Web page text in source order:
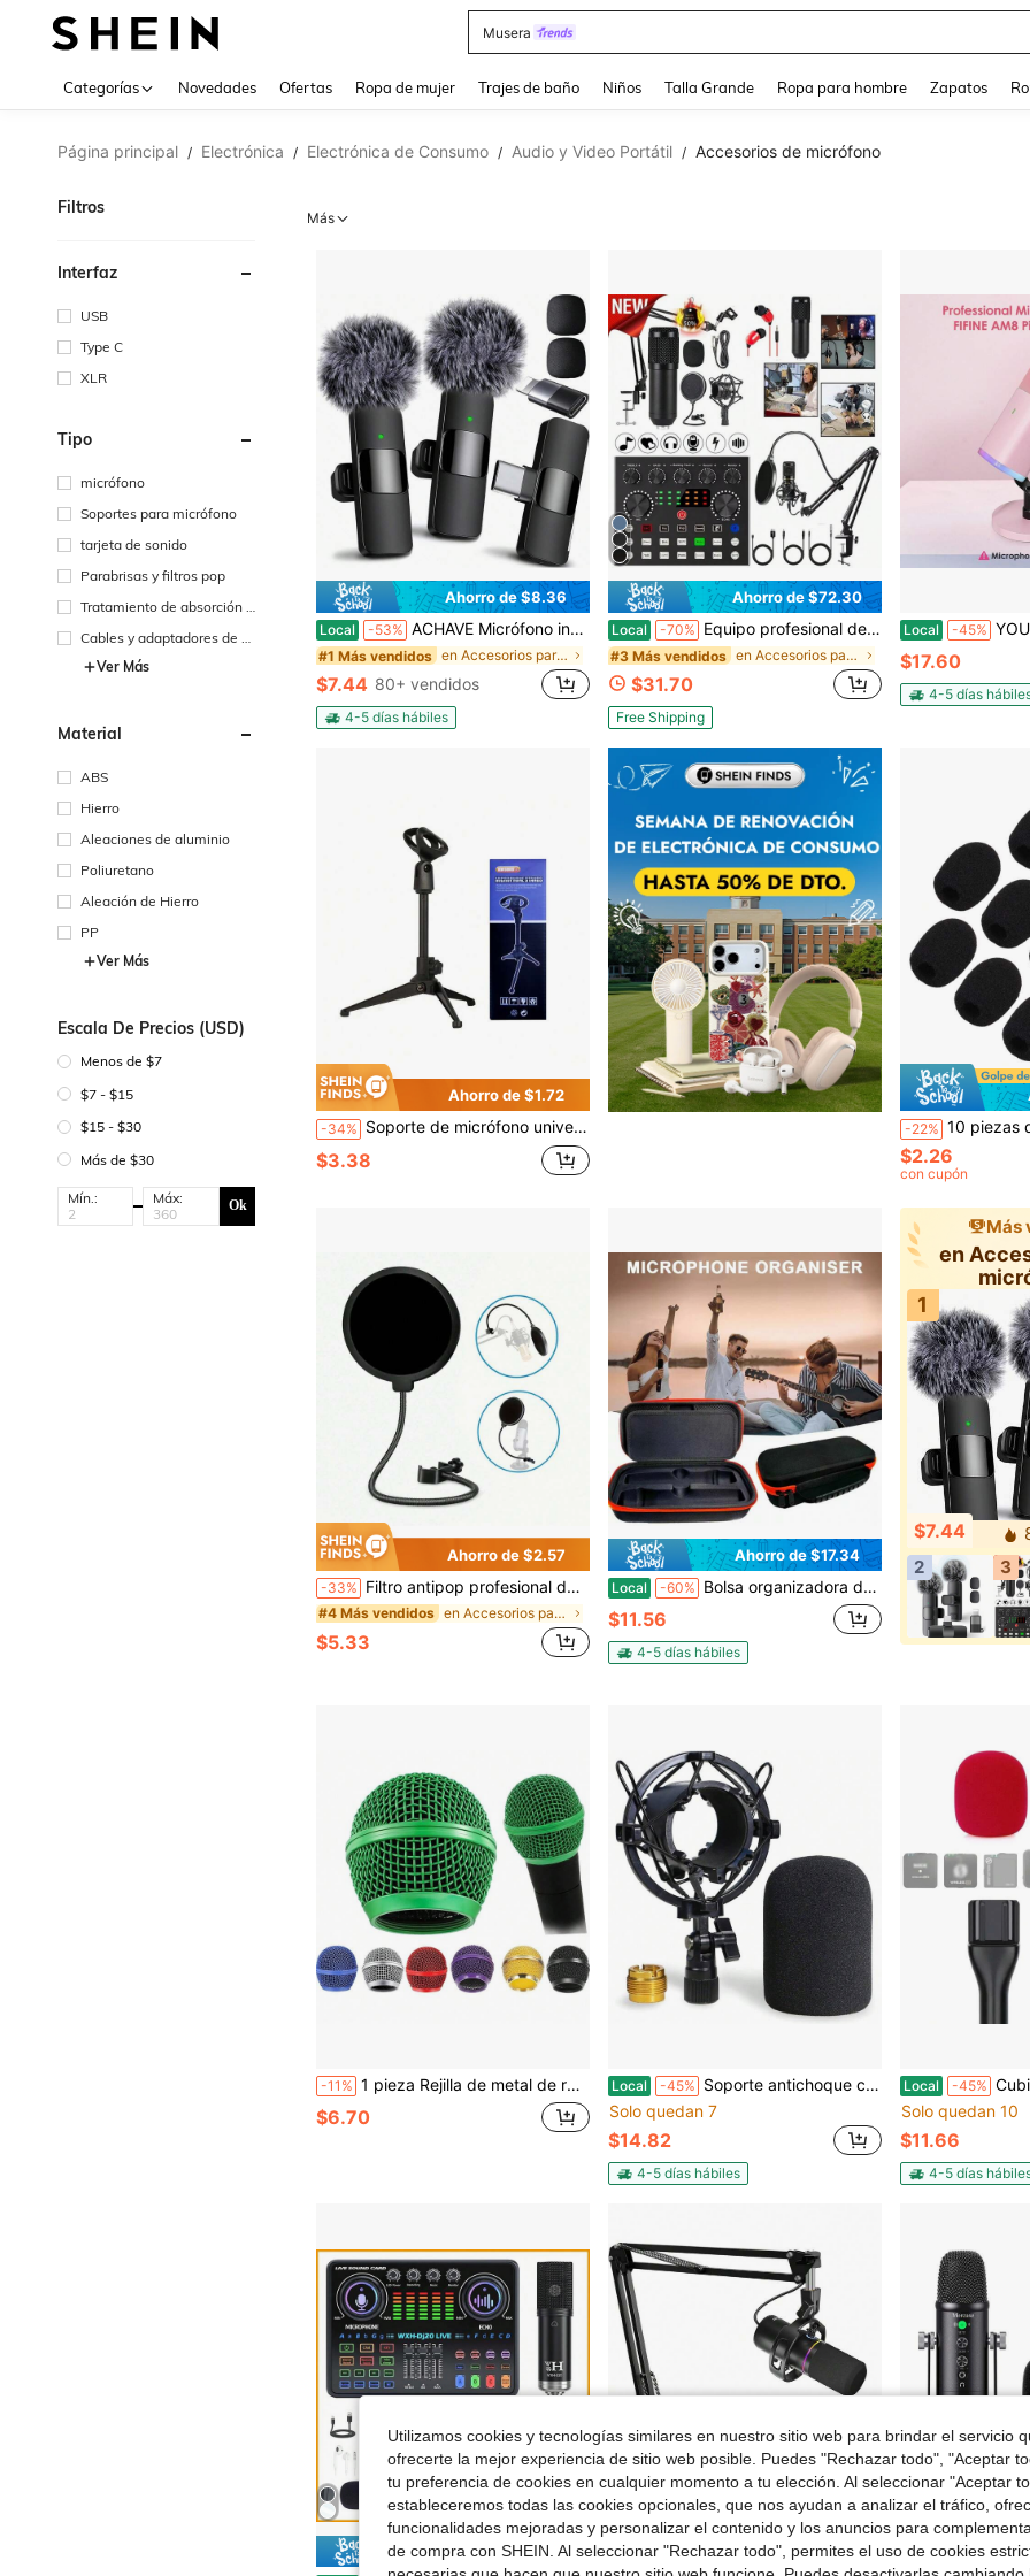
Musera
Categorías Novedades Ofertas Ropa de mujer Trajes de baño Niños Talla Grande Ropa para hombre Zapatos
Página principal / Electrónica / Electrónica de Consumo / Audio y Video Portátil / Accesorios de micrófono
Filtros
Interfaz
USB
Type C
XLR
Tipo
micrófono
Soportes para micrófono
tarjeta de sonido
Parabrisas y filtros pop
Tratamiento de absorción a
Cables y adaptadores de m
icrófono
Ver Más
Material
ABS
Hierro
Aleaciones de aluminio
Poliuretano
Aleación de Hierro
PP
Ver Más
Escala De Precios (USD)
Menos de $7
$7 - $15
$15 - $30
Más de $30
Mín.: Máx: Ok
Más
Ahorro de $8.36
Local -53% ACHAVE Micrófono inalámbrico compatible con iPhone y Android, con reducción de ruido y sonido claro. Micrófono de solapa para podcast, grabación de video, transmisión en vivo, vlog
#1 Más vendidos en Accesorios para micrófonos
$7.44 80+ vendidos
4-5 días hábiles
Ahorro de $72.30
Local -70% Equipo profesional de podcast de alta gama, paquete con micrófono. Micrófono de condensador de estudio de amplia aplicación, perfecto para podcasting, grabación, canto, streaming y videojuegos.
#3 Más vendidos en Accesorios para micrófonos
$31.70
Free Shipping
Local -45% YOUSHARES Filtro anti-pop
$17.60
4-5 días
Ahorro de $1.72
-34% Soporte de micrófono universal de sobremesa tipo trípode, mini portátil y ajustable, con abrazadera y soporte ligero
$3.38
-22% 10 piezas de Cubierta de espuma de
$2.26
con cupón
Ahorro de $2.57
-33% Filtro antipop profesional de micrófono con clip flexible de 360° y difusor de sonido de doble capa, adecuado para karaoke, transmisión en vivo y grabación de podcasts
#4 Más vendidos en Accesorios para micrófonos
$5.33
Ahorro de $17.34
Local -60% Bolsa organizadora de micrófono a prueba de agua y resistente a los arañazos para caja de fiesta con micrófono inalámbrico
$11.56
4-5 días hábiles
Más
en
1
$7.44
2
3
-11% 1 pieza Rejilla de metal de repuesto para micrófono inalámbrico SM58, cubierta de malla de cabeza de micrófono profesional reemplazable (opcional multicolor)
$6.70
Local -45% Soporte antichoque con filtro antipop - Pantalla de espuma con soporte antichoque para micrófono que reduce el ruido por vibración y bloquea los sonidos explosivos para los micrófonos de condensador Audio Technica AT2020, AT2035, ATR2500 de YOUSHARES
Solo quedan 7
$14.82
4-5 días hábiles
Local -45% Cubierta de micrófono de espuma
Solo quedan 10
$11.66
4-5 días
Ahorro de $99.18 Ahorro de $34.25
Utilizamos cookies y tecnologías similares en nuestro sitio web para brindar el servicio
ofrecerte la mejor experiencia de sitio web posible. Puedes "Rechazar todo", "Aceptar
tu preferencia de cookies en cualquier momento a tu elección. Al seleccionar "Aceptar
estableceremos todas las cookies opcionales, que nos ayudan a analizar el tráfico,
funcionalidades mejoradas y personalizar el contenido y los anuncios para
de compra con SHEIN. Al seleccionar "Rechazar todo", permites el uso de cookies